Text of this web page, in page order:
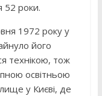
52 роки.
1972 року у
його
технікою, тож
освітньою
у Києві, де